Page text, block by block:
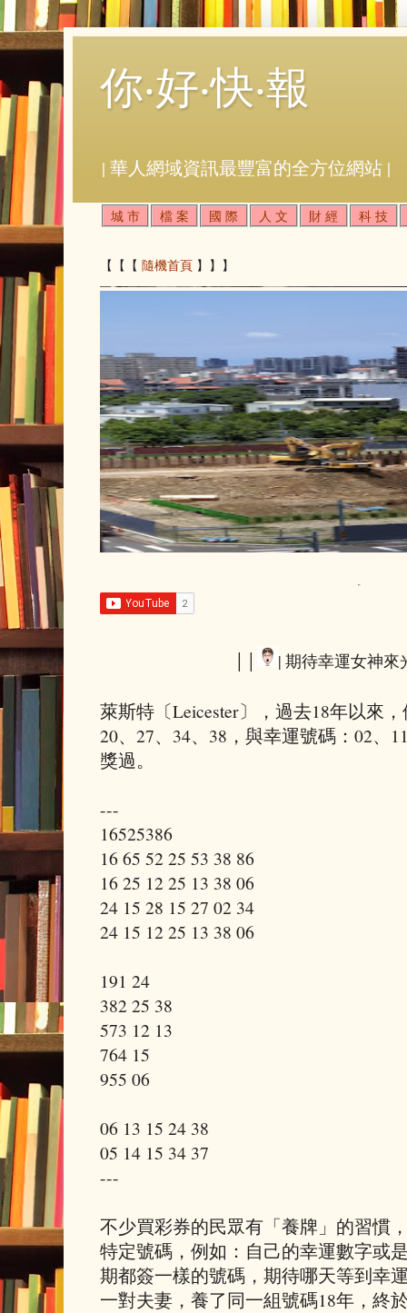
你‧好‧快‧報
| 華人網域資訊最豐富的全方位網站 |
城 市 檔 案 國 際 人 文 財 經 科 技
【【【 隨機首頁 】】】
| 期待幸運女神來
萊斯特〔Leicester〕，過去18年以來
20、27、34、38，與幸運號碼：02、
獎過。
---
16525386
16 65 52 25 53 38 86
16 25 12 25 13 38 06
24 15 28 15 27 02 34
24 15 12 25 13 38 06
191 24
382 25 38
573 12 13
764 15
955 06
06 13 15 24 38
05 14 15 34 37
---
不少買彩券的民眾有「養牌」的習慣
特定號碼，例如：自己的幸運數字或
期都簽一樣的號碼，期待哪天等到幸
一對夫妻，養了同一組號碼18年，終